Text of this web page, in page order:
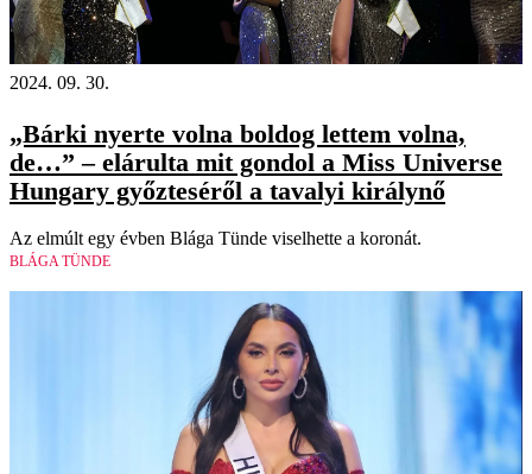
2024. 09. 30.
„Bárki nyerte volna boldog lettem volna,
de…” – elárulta mit gondol a Miss Universe
Hungary győzteséről a tavalyi királynő
Az elmúlt egy évben Blága Tünde viselhette a koronát.
BLÁGA TÜNDE